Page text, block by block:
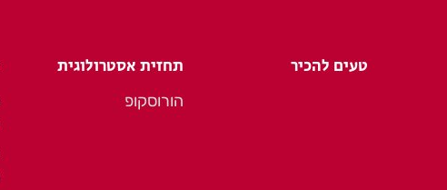
טעים להכיר תחזית אסטרולוגית
הורוסקופ